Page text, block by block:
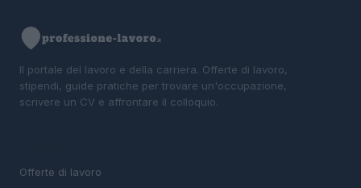
Il portale del lavoro e della carriera. Offerte di lavoro,
stipendi, guide pratiche per trovare un'occupazione,
scrivere un CV e affrontare il colloquio.
Offerte di lavoro